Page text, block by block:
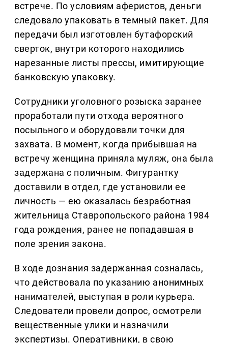
встрече. По условиям аферистов, деньги
следовало упаковать в темный пакет. Для
передачи был изготовлен бутафорский
сверток, внутри которого находились
нарезанные листы прессы, имитирующие
банковскую упаковку.
Сотрудники уголовного розыска заранее
проработали пути отхода вероятного
посыльного и оборудовали точки для
захвата. В момент, когда прибывшая на
встречу женщина приняла муляж, она была
задержана с поличным. Фигурантку
доставили в отдел, где установили ее
личность — ею оказалась безработная
жительница Ставропольского района 1984
года рождения, ранее не попадавшая в
поле зрения закона.
В ходе дознания задержанная созналась,
что действовала по указанию анонимных
нанимателей, выступая в роли курьера.
Следователи провели допрос, осмотрели
вещественные улики и назначили
экспертизы. Оперативники, в свою